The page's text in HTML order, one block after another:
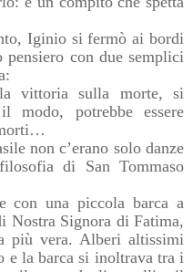
Iginio si fermò ai bordi
con due semplici
vittoria sulla morte, si
modo, potrebbe essere
non c’erano solo danze
di San Tommaso
con una piccola barca a
Nostra Signora di Fatima,
più vera. Alberi altissimi
e la barca si inoltrava tra i